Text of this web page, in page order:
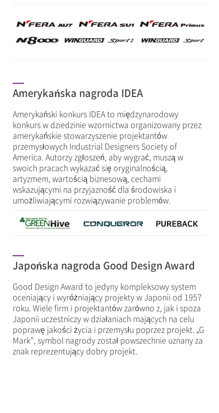
Amerykańska nagroda IDEA
Amerykański konkurs IDEA to międzynarodowy
konkurs w dziedzinie wzornictwa organizowany przez
amerykańskie stowarzyszenie projektantów
przemysłowych Industrial Designers Society of
America. Autorzy zgłoszeń, aby wygrać, muszą w
swoich pracach wykazać się oryginalnością,
artyzmem, wartością biznesową, cechami
wskazującymi na przyjazność dla środowiska i
umożliwiającymi rozwiązywanie problemów.
Japońska nagroda Good Design Award
Good Design Award to jedyny kompleksowy system
oceniający i wyróżniający projekty w Japonii od 1957
roku. Wiele firm i projektantów zarówno z, jak i spoza
Japonii uczestniczy w działaniach mających na celu
poprawę jakości życia i przemysłu poprzez projekt. „G
Mark”, symbol nagrody został powszechnie uznany za
znak reprezentujący dobry projekt.